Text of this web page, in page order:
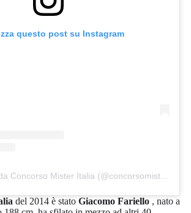
questo post su Instagram
Un post condiviso da Concorso Mister Italia (@concorsomisteritalia)
del 2014 è stato Giacomo Fariello , nato a